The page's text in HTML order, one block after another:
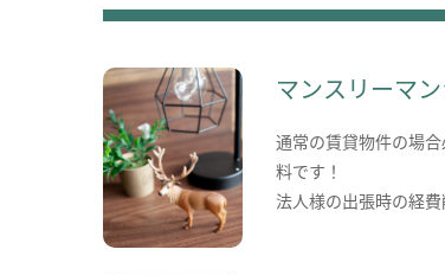
マンスリーマ
通常の賃貸物件の場
料です！
法人様の出張時の経費